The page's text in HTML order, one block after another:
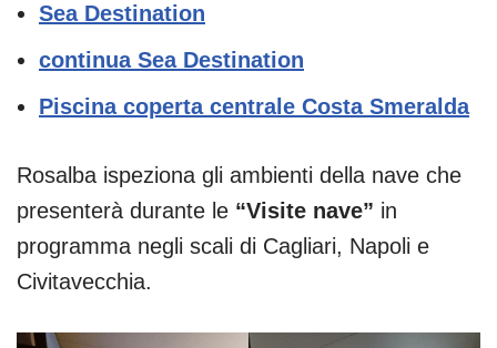
Sea Destination
continua Sea Destination
Piscina coperta centrale Costa Smeralda
Rosalba ispeziona gli ambienti della nave che
presenterà durante le “Visite nave” in
programma negli scali di Cagliari, Napoli e
Civitavecchia.